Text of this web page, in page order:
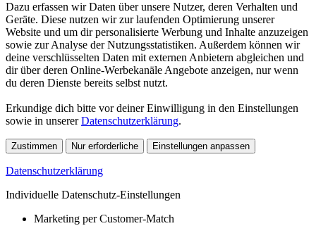
Dazu erfassen wir Daten über unsere Nutzer, deren Verhalten und
Geräte. Diese nutzen wir zur laufenden Optimierung unserer
Website und um dir personalisierte Werbung und Inhalte anzuzeigen
sowie zur Analyse der Nutzungsstatistiken. Außerdem können wir
deine verschlüsselten Daten mit externen Anbietern abgleichen und
dir über deren Online-Werbekanäle Angebote anzeigen, nur wenn
du deren Dienste bereits selbst nutzt.
Erkundige dich bitte vor deiner Einwilligung in den Einstellungen
sowie in unsererDatenschutzerklärung.
Zustimmen Nur erforderliche Einstellungen anpassen
Datenschutzerklärung
Individuelle Datenschutz-Einstellungen
Marketing per Customer-Match